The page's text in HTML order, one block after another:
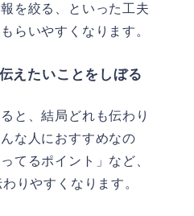
を絞る、といった工夫
らいやすくなります。
えたいことをしぼる
と、結局どれも伝わり
な人におすすめなの
てるポイント」など、
りやすくなります。